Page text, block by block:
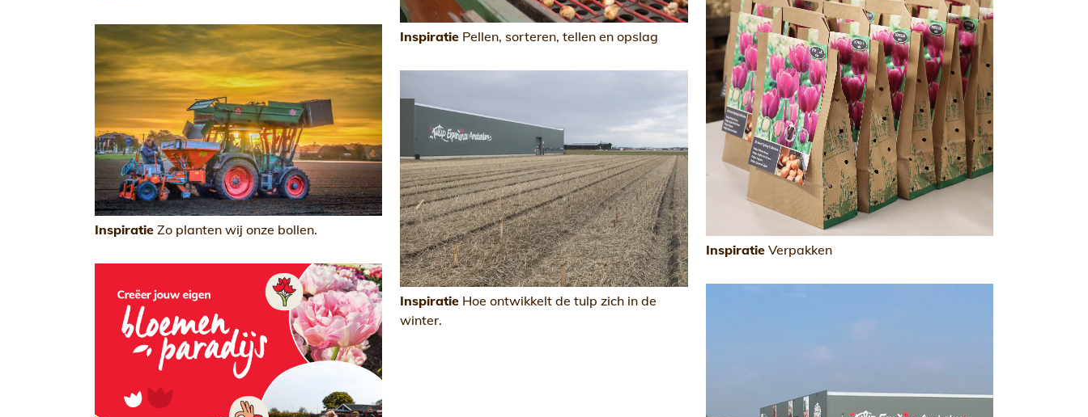
Inspiratie Pellen, sorteren, tellen en opslag
InspiratieVerpakken
Inspiratie Zo planten wij onze bollen.
Inspiratie Hoe ontwikkelt de tulp zich in de
winter.